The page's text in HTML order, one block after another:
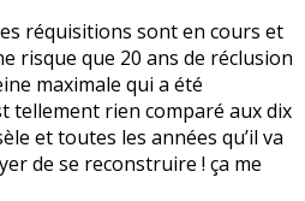
réquisitions sont en cours et
risque que 20 ans de réclusion
maximale qui a été
tellement rien comparé aux dix
et toutes les années qu’il va
de se reconstruire ! ça me